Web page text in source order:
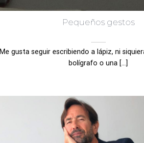
Pequeños gestos
Me gusta seguir escribiendo a lápiz, ni
bolígrafo o una [...]